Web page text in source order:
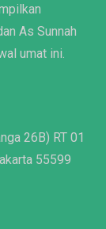
As Sunnah
umat ini.
26B) RT 01
55599